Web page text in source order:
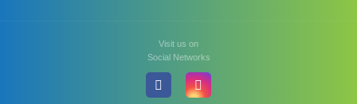
Visit us on
Social Networks